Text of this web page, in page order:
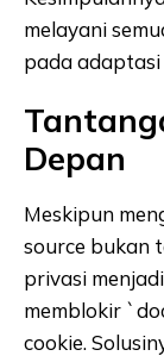
melayani
pada adaptasi
Depan
Meskipun
source bukan
privasi
memblokir
cookie.